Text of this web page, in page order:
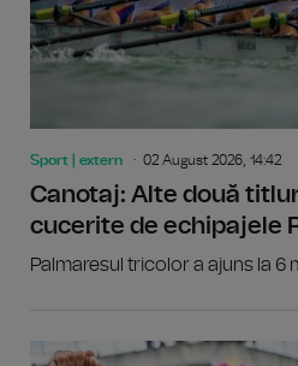
Sport | extern 02 August 2026, 14:42
Canotaj: Alte două
cucerite de echipajele
Palmaresul tricolor a ajuns la 6